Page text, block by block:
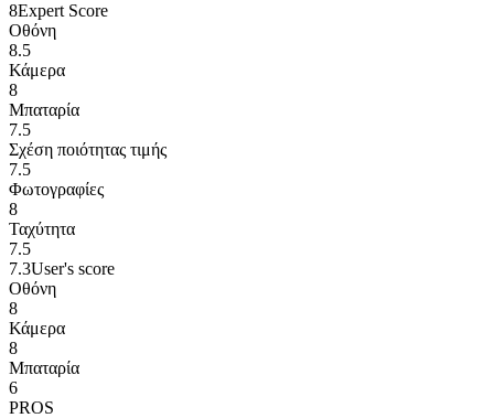
8Expert Score
Οθόνη
8.5
Κάμερα
8
Μπαταρία
7.5
Σχέση ποιότητας τιμής
7.5
Φωτογραφίες
8
Ταχύτητα
7.5
7.3User's score
Οθόνη
8
Κάμερα
8
Μπαταρία
6
PROS